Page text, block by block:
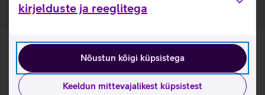
kirjelduste ja reeglitega
Nõustun kõigi küpsistega
Keeldun mittevajalikest küpsistest